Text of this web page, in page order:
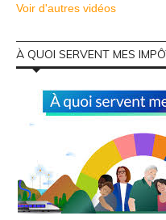
Voir d'autres vidéos
À QUOI SERVENT MES